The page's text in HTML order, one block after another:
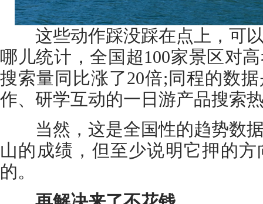
这些动作踩没踩在点上，可以
哪儿统计，全国超100家景区对
搜索量同比涨了20倍;同程的数
作、研学互动的一日游产品搜索
当然，这是全国性的趋势数据
山的成绩，但至少说明它押的
的。